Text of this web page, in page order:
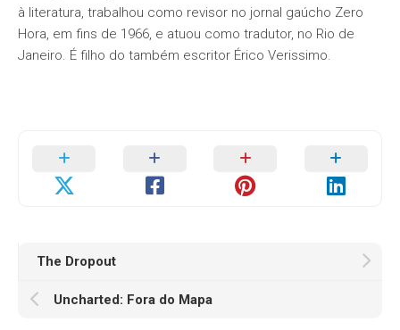
à literatura, trabalhou como revisor no jornal gaúcho Zero
Hora, em fins de 1966, e atuou como tradutor, no Rio de
Janeiro. É filho do também escritor Érico Verissimo.
The Dropout
Uncharted: Fora do Mapa